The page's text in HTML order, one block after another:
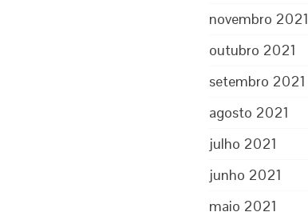
novembro 2021
outubro 2021
setembro 2021
agosto 2021
julho 2021
junho 2021
maio 2021